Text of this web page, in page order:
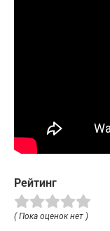
Рейтинг
( Пока оценок нет )